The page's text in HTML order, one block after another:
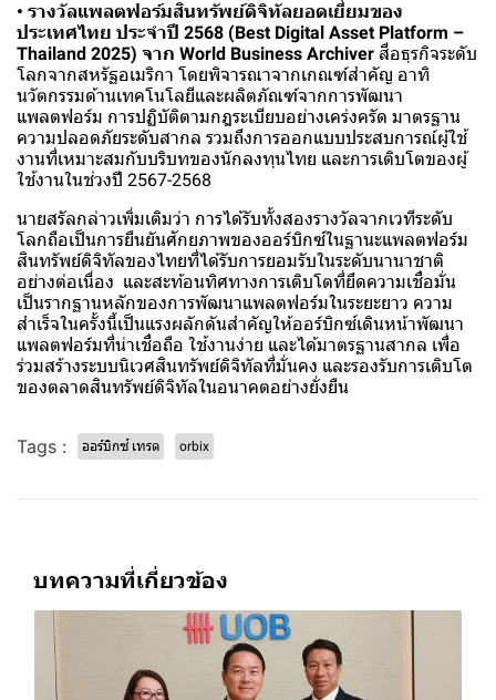
• รางวัลแพลตฟอร์มสินทรัพย์ดิจิทัลยอดเยี่ยมของ
ประเทศไทย ประจำปี 2568 (Best Digital Asset Platform –
Thailand 2025) จาก World Business Archiver สื่อธุรกิจระดับ
โลกจากสหรัฐอเมริกา โดยพิจารณาจากเกณฑ์สำคัญ อาทิ
นวัตกรรมด้านเทคโนโลยีและผลิตภัณฑ์จากการพัฒนา
แพลตฟอร์ม การปฏิบัติตามกฎระเบียบอย่างเคร่งครัด มาตรฐาน
ความปลอดภัยระดับสากล รวมถึงการออกแบบประสบการณ์ผู้ใช้
งานที่เหมาะสมกับบริบทของนักลงทุนไทย และการเติบโตของผู้
ใช้งานในช่วงปี 2567-2568
นายสรัลกล่าวเพิ่มเติมว่า การได้รับทั้งสองรางวัลจากเวทีระดับ
โลกถือเป็นการยืนยันศักยภาพของออร์บิกซ์ในฐานะแพลตฟอร์ม
สินทรัพย์ดิจิทัลของไทยที่ได้รับการยอมรับในระดับนานาชาติ
อย่างต่อเนื่อง และสะท้อนทิศทางการเติบโตที่ยึดความเชื่อมั่น
เป็นรากฐานหลักของการพัฒนาแพลตฟอร์มในระยะยาว ความ
สำเร็จในครั้งนี้เป็นแรงผลักดันสำคัญให้ออร์บิกซ์เดินหน้าพัฒนา
แพลตฟอร์มที่น่าเชื่อถือ ใช้งานง่าย และได้มาตรฐานสากล เพื่อ
ร่วมสร้างระบบนิเวศสินทรัพย์ดิจิทัลที่มั่นคง และรองรับการเติบโต
ของตลาดสินทรัพย์ดิจิทัลในอนาคตอย่างยั่งยืน
Tags : ออร์บิกซ์ เทรด orbix
บทความที่เกี่ยวข้อง